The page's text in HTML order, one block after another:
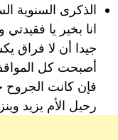
الذكرى السنوية
انا بخير يا
جيدا أن لا فراق
أصبحت كل
فإن كانت الجروح
رحيل الأم يزيد